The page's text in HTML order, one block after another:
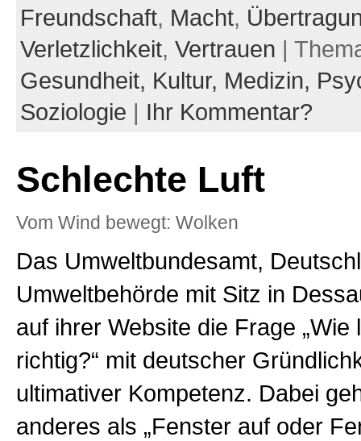
Freundschaft, Macht,
Verletzlichkeit, Vertrauen |
Gesundheit, Kultur, Medizin,
Soziologie | Ihr Kommentar?
Schlechte Luft
Vom Wind bewegt: Wolken
Das Umweltbundesamt,
Umweltbehörde mit Sitz in
auf ihrer Website die Frage „Wie
richtig?“ mit deutscher
ultimativer Kompetenz. Dabei
anderes als „Fenster auf oder